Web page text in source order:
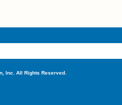
Inc. All Rights Reserved.